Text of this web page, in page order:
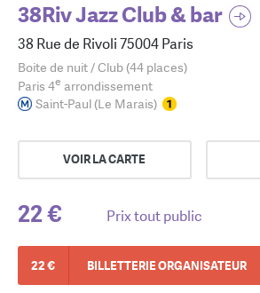
38Riv Jazz Club & bar
38 Rue de Rivoli 75004 Paris
Boite de nuit / Club (44 places)
Paris 4e arrondissement
Saint-Paul (Le Marais)
VOIR LA CARTE
22 € Prix tout public
22 € BILLETTERIE ORGANISATEUR